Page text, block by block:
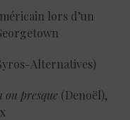
lors d’un
Alternatives)
ou presque (Denoël),